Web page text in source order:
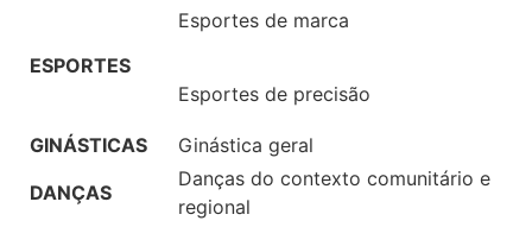
ESPORTES
Esportes de marca
Esportes de precisão
GINÁSTICAS
Ginástica geral
DANÇAS
Danças do contexto comunitário e
regional